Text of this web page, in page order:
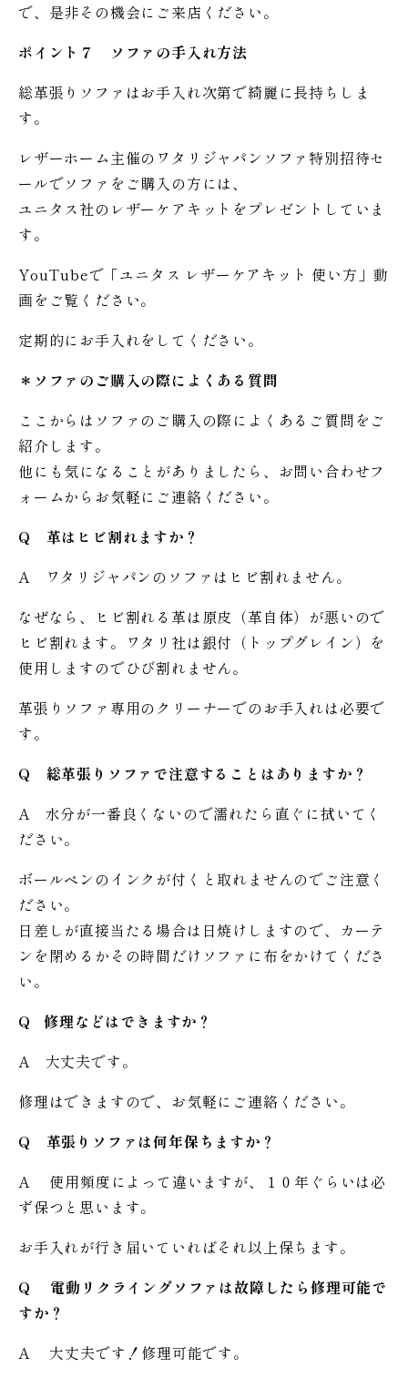
で、是非その機会にご来店ください。
ポイント７ ソファの手入れ方法
総革張りソファはお手入れ次第で綺麗に長持ちしま
す。
レザーホーム主催のワタリジャパンソファ特別招待セ
ールでソファをご購入の方には、
ユニタス社のレザーケアキットをプレゼントしていま
す。
YouTubeで「ユニタス レザーケアキット 使い方」動
画をご覧ください。
定期的にお手入れをしてください。
＊ソファのご購入の際によくある質問
ここからはソファのご購入の際によくあるご質問をご
紹介します。
他にも気になることがありましたら、お問い合わせフ
ォームからお気軽にご連絡ください。
Q 革はヒビ割れますか？
A ワタリジャパンのソファはヒビ割れません。
なぜなら、ヒビ割れる革は原皮（革自体）が悪いので
ヒビ割れます。ワタリ社は銀付（トップグレイン）を
使用しますのでひび割れません。
革張りソファ専用のクリーナーでのお手入れは必要で
す。
Q 総革張りソファで注意することはありますか？
A 水分が一番良くないので濡れたら直ぐに拭いてく
ださい。
ボールペンのインクが付くと取れませんのでご注意く
ださい。
日差しが直接当たる場合は日焼けしますので、カーテ
ンを閉めるかその時間だけソファに布をかけてくださ
い。
Q 修理などはできますか？
A 大丈夫です。
修理はできますので、お気軽にご連絡ください。
Q 革張りソファは何年保ちますか？
A 使用頻度によって違いますが、１０年ぐらいは必
ず保つと思います。
お手入れが行き届いていればそれ以上保ちます。
Q 電動リクライングソファは故障したら修理可能で
すか？
A 大丈夫です！修理可能です。